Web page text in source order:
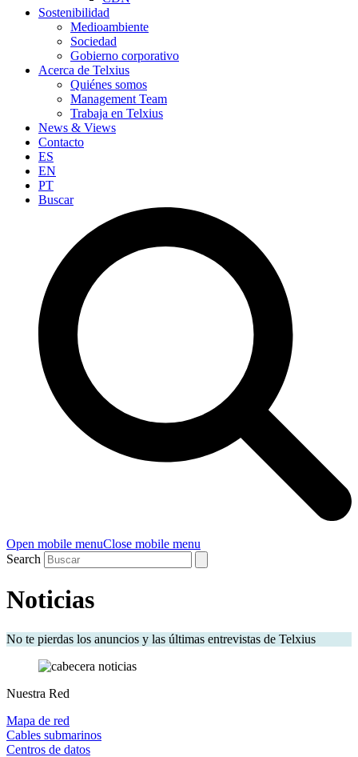
Sostenibilidad
Medioambiente
Sociedad
Gobierno corporativo
Acerca de Telxius
Quiénes somos
Management Team
Trabaja en Telxius
News & Views
Contacto
ES
EN
PT
Buscar
Open mobile menuClose mobile menu
Search
Noticias
No te pierdas los anuncios y las últimas entrevistas de Telxius
Nuestra Red
Mapa de red
Cables submarinos
Centros de datos